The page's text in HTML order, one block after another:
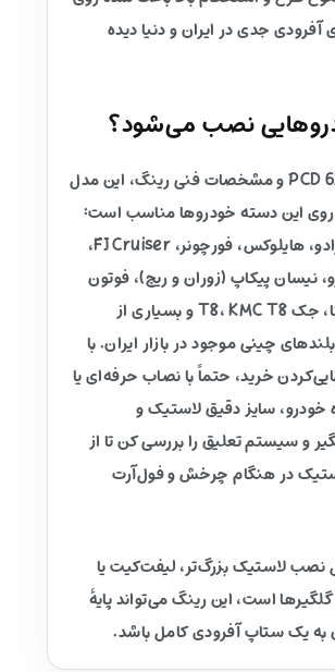
آفرودی جدی در ایران و دنیا دیده
نصب می‌شود؟
با توجه به PCD 6X139.7 و مشخصات فنی رینگ، این مدل
این دسته خودروها مناسب است:
تویوتا لندکروزر، پرادو، هایلوکس، فورچونر، FJ Cruiser،
نیسان پیکاپ (زوران و ریچ)، فوتون
تونلند، آمیکو آسنا، جک T8، KMC T8 و بسیاری از
چینی موجود در بازار ایران. با
خرید، حتماً با نصاب حرفه‌ای یا
سایز دقیق لاستیک و
و سیستم تعلیق را بررسی کن تا از
در هنگام چرخش و فول‌آرت
نصب لاستیک بزرگ‌تر، لیفت‌کیت یا
است، این رینگ می‌تواند پایهٔ
به یک ستاپ آفرودی کامل باشد.